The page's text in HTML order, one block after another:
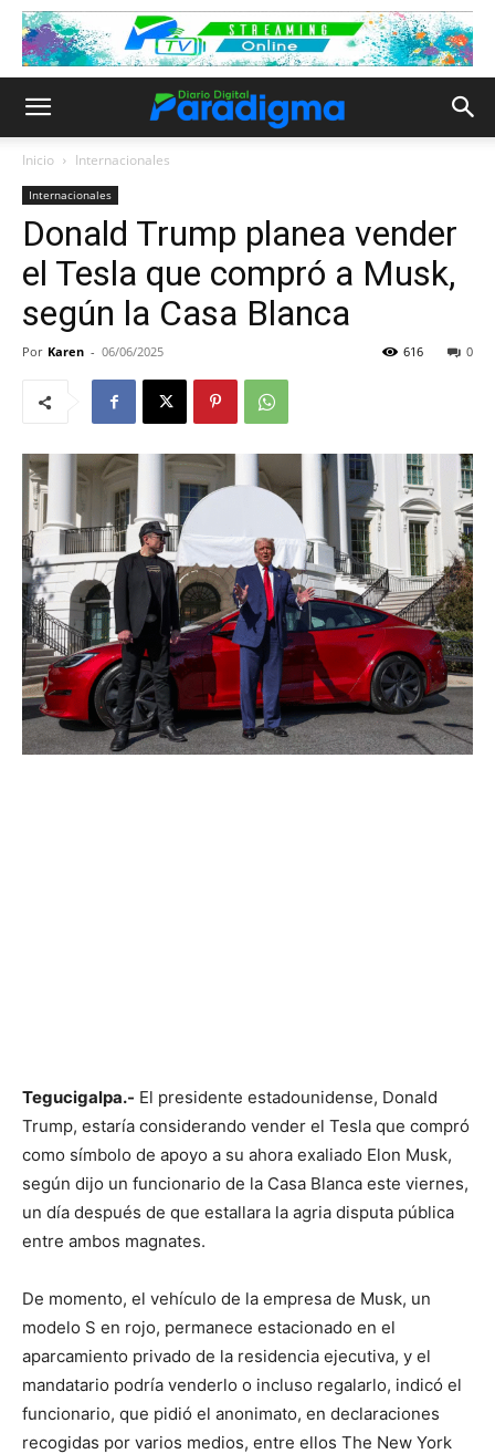
Inicio Internacionales
Internacionales
Donald Trump planea vender
el Tesla que compró a Musk,
según la Casa Blanca
Por Karen - 06/06/2025 0
616
Tegucigalpa.- El presidente estadounidense, Donald
Trump, estaría considerando vender el Tesla que compró
como símbolo de apoyo a su ahora exaliado Elon Musk,
según dijo un funcionario de la Casa Blanca este viernes,
un día después de que estallara la agria disputa pública
entre ambos magnates.
De momento, el vehículo de la empresa de Musk, un
modelo S en rojo, permanece estacionado en el
aparcamiento privado de la residencia ejecutiva, y el
mandatario podría venderlo o incluso regalarlo, indicó el
funcionario, que pidió el anonimato, en declaraciones
recogidas por varios medios, entre ellos The New York